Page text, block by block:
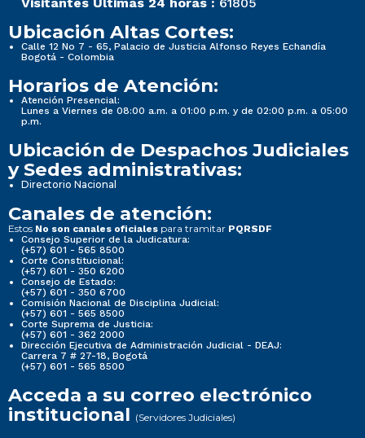
Ubicación Altas Cortes:
Calle 12 No 7 - 65, Palacio de Justicia Alfonso Reyes Echandía
Bogotá - Colombia
Horarios de Atención:
Atención Presencial:
Lunes a Viernes de 08:00 a.m. a 01:00 p.m. y de 02:00 p.m. a 05:00
p.m.
Ubicación de Despachos Judiciales
y Sedes administrativas:
Directorio Nacional
Canales de atención:
Estos No son canales oficiales para tramitar PQRSDF
Consejo Superior de la Judicatura:
(+57) 601 - 565 8500
Corte Constitucional:
(+57) 601 - 350 6200
Consejo de Estado:
(+57) 601 - 350 6700
Comisión Nacional de Disciplina Judicial:
(+57) 601 - 565 8500
Corte Suprema de Justicia:
(+57) 601 - 362 2000
Dirección Ejecutiva de Administración Judicial - DEAJ:
Carrera 7 # 27-18, Bogotá
(+57) 601 - 565 8500
Acceda a su correo electrónico
institucional (Servidores Judiciales)